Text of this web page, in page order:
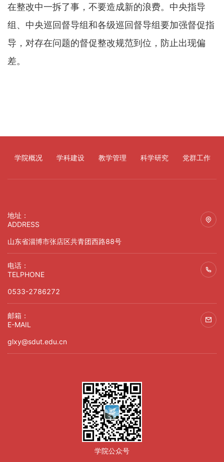
在整改中一拆了事，不要造成新的浪费。中央指导
组、中央巡回督导组和各级巡回督导组要加强督促指
导，对存在问题的督促整改规范到位，防止出现偏
差。
学院公众号
学院概况 学科建设 教学管理 科学研究 党群工作
地址：
ADDRESS
山东省淄博市张店区共青团西路88号
电话：
TELPHONE
0533-2786272
邮箱：
E-MAIL
glxy@sdut.edu.cn